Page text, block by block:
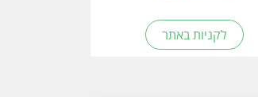
לקניות באתר